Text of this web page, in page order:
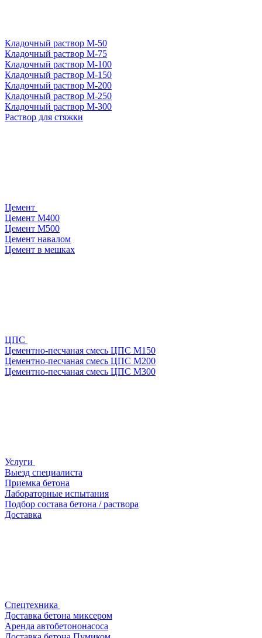
Кладочный раствор М-50
Кладочный раствор М-75
Кладочный раствор М-100
Кладочный раствор М-150
Кладочный раствор М-200
Кладочный раствор М-250
Кладочный раствор М-300
Раствор для стяжки
Цемент
Цемент М400
Цемент М500
Цемент навалом
Цемент в мешках
ЦПС
Цементно-песчаная смесь ЦПС М150
Цементно-песчаная смесь ЦПС М200
Цементно-песчаная смесь ЦПС М300
Услуги
Выезд специалиста
Приемка бетона
Лабораторные испытания
Подбор состава бетона / раствора
Доставка
Спецтехника
Доставка бетона миксером
Аренда автобетононасоса